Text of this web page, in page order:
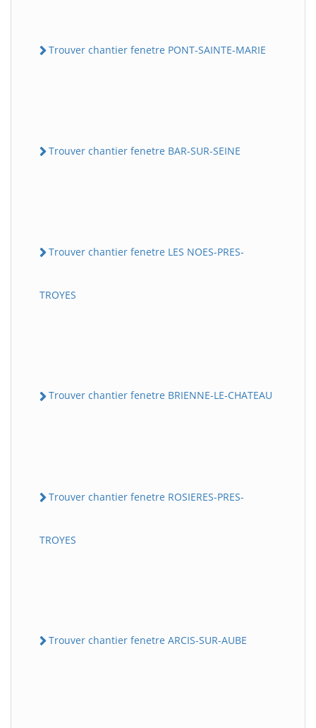
Trouver chantier fenetre PONT-SAINTE-MARIE
Trouver chantier fenetre BAR-SUR-SEINE
Trouver chantier fenetre LES NOES-PRES-
TROYES
Trouver chantier fenetre BRIENNE-LE-CHATEAU
Trouver chantier fenetre ROSIERES-PRES-
TROYES
Trouver chantier fenetre ARCIS-SUR-AUBE